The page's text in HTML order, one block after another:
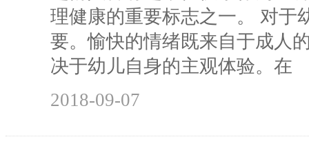
理健康的重要标志之一。 对于
要。愉快的情绪既来自于成人
决于幼儿自身的主观体验。在
2018-09-07